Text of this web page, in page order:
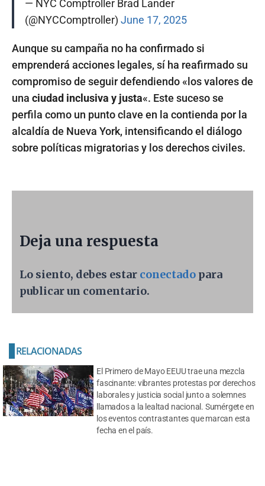
— NYC Comptroller Brad Lander
(@NYCComptroller) June 17, 2025
Aunque su campaña no ha confirmado si
emprenderá acciones legales, sí ha reafirmado su
compromiso de seguir defendiendo «los valores de
una ciudad inclusiva y justa«. Este suceso se
perfila como un punto clave en la contienda por la
alcaldía de Nueva York, intensificando el diálogo
sobre políticas migratorias y los derechos civiles.
Deja una respuesta
Lo siento, debes estar conectado para
publicar un comentario.
El Primero de Mayo EEUU trae una mezcla
fascinante: vibrantes protestas por derechos
laborales y justicia social junto a solemnes
llamados a la lealtad nacional. Sumérgete en
los eventos contrastantes que marcan esta
fecha en el país.
RELACIONADAS